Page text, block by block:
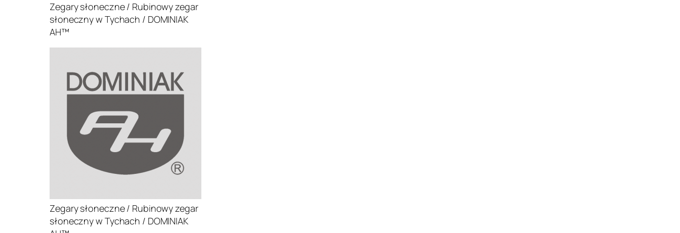
Zegary słoneczne / Rubinowy zegar
słoneczny w Tychach / DOMINIAK
AH™
Zegary słoneczne / Rubinowy zegar
słoneczny w Tychach / DOMINIAK